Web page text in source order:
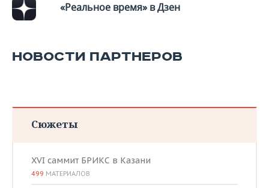
«Реальное время» в Дзен
НОВОСТИ ПАРТНЕРОВ
Сюжеты
XVI саммит БРИКС в Казани
499 МАТЕРИАЛОВ